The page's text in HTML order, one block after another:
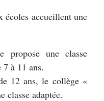
écoles accueillent une
propose une classe
à 11 ans.
12 ans, le collège «
classe adaptée.